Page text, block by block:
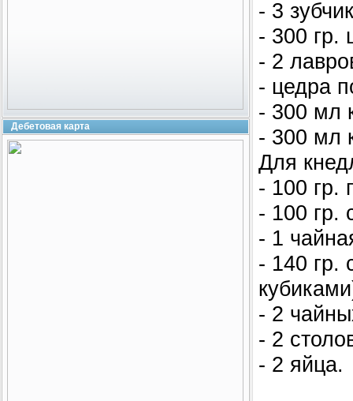
Дебетовая карта
- 3
- 300 гр.
- 2
- цедра
- 300 мл
- 300 мл
Для
- 100 гр.
- 100 гр.
- 1
- 140 гр.
- 2
- 2
- 2 яйца.